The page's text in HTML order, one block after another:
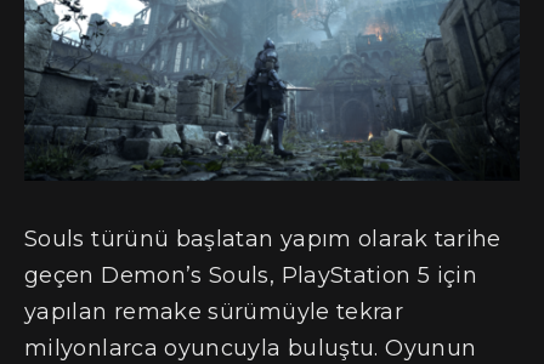
Souls türünü başlatan yapım olarak tarihe
geçen Demon’s Souls, PlayStation 5 için
yapılan remake sürümüyle tekrar
milyonlarca oyuncuyla buluştu. Oyunun